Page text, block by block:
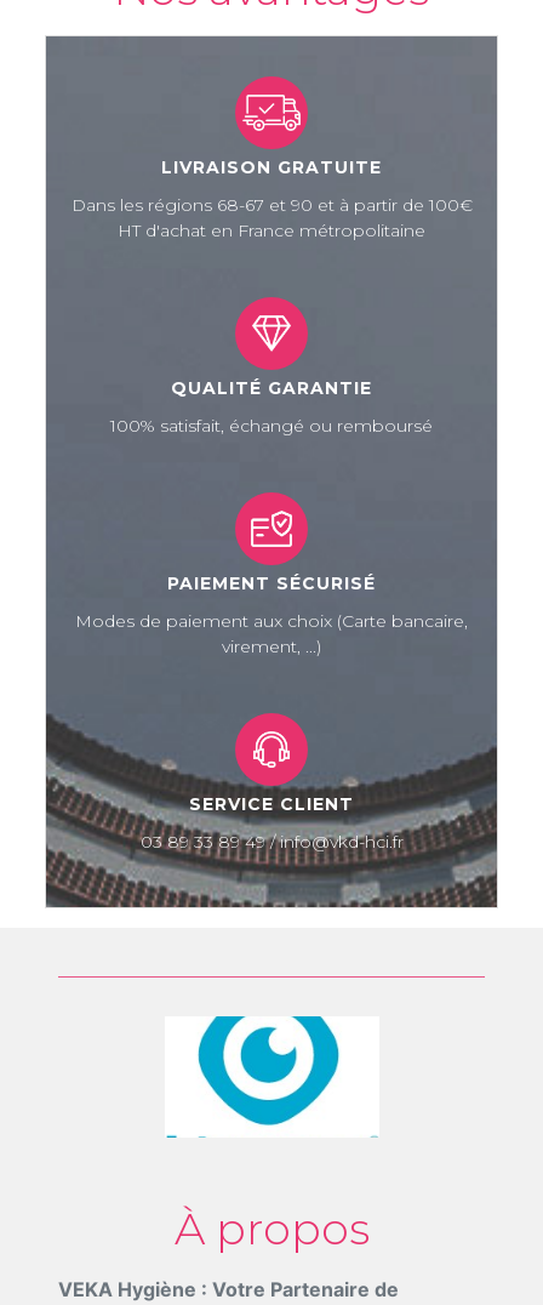
LIVRAISON GRATUITE
Dans les régions 68-67 et 90 et à partir de 100€
HT d'achat en France métropolitaine
QUALITÉ GARANTIE
100% satisfait, échangé ou remboursé
PAIEMENT SÉCURISÉ
Modes de paiement aux choix (Carte bancaire,
virement, ...)
SERVICE CLIENT
03 89 33 89 49 / info@vkd-hci.fr
À propos
VEKA Hygiène : Votre Partenaire de